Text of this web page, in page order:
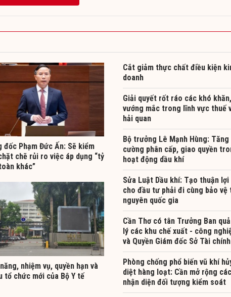
đốc Phạm Đức Ấn: Sẽ kiểm
chẽ rủi ro việc áp dụng “tỷ
khác”
nhiệm vụ, quyền hạn và
tổ chức mới của Bộ Y tế
Cắt giảm thực chất điều kiện
doanh
Giải quyết rốt ráo các khó khăn,
vướng mắc trong lĩnh vực thuế
hải quan
Bộ trưởng Lê Mạnh Hùng: Tăng
cường phân cấp, giao quyền
hoạt động dầu khí
Sửa Luật Dầu khí: Tạo thuận lợi
cho đầu tư phải đi cùng bảo vệ
nguyên quốc gia
Cần Thơ có tân Trưởng Ban
lý các khu chế xuất - công
và Quyền Giám đốc Sở Tài chính
Phòng chống phổ biến vũ khí
diệt hàng loạt: Cần mở rộng
nhận diện đối tượng kiểm soát